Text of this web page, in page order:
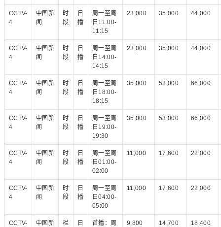
CCTV-
4
中国新
闻
时
段
日
播
周一至周
日11:00-
11:15
23,000 35,000 44,000
CCTV-
4
中国新
闻
时
段
日
播
周一至周
日14:00-
14:15
23,000 35,000 44,000
CCTV-
4
中国新
闻
时
段
日
播
周一至周
日18:00-
18:15
35,000 53,000 66,000
CCTV-
4
中国新
闻
时
段
日
播
周一至周
日19:00-
19:30
35,000 53,000 66,000
CCTV-
4
中国新
闻
时
段
日
播
周一至周
日01:00-
02:00
11,000 17,600 22,000
CCTV-
4
中国新
闻
时
段
日
播
周一至周
日04:00-
05:00
11,000 17,600 22,000
CCTV-
中国新
栏
日
首播：周
9,800 14,700 18,400